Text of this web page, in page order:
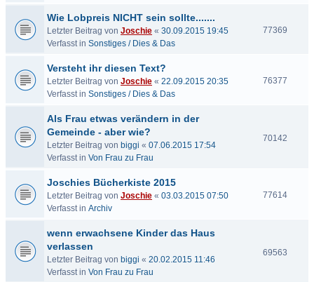
Wie Lobpreis NICHT sein sollte.......
Letzter Beitrag von Joschie « 30.09.2015 19:45
Verfasst in Sonstiges / Dies & Das
77369
Versteht ihr diesen Text?
Letzter Beitrag von Joschie « 22.09.2015 20:35
Verfasst in Sonstiges / Dies & Das
76377
Als Frau etwas verändern in der
Gemeinde - aber wie?
Letzter Beitrag von biggi « 07.06.2015 17:54
Verfasst in Von Frau zu Frau
70142
Joschies Bücherkiste 2015
Letzter Beitrag von Joschie « 03.03.2015 07:50
Verfasst in Archiv
77614
wenn erwachsene Kinder das Haus
verlassen
Letzter Beitrag von biggi « 20.02.2015 11:46
Verfasst in Von Frau zu Frau
69563